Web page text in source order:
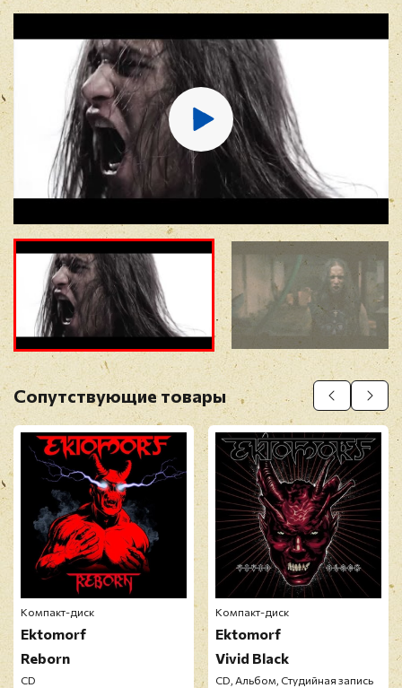
12. Feel Like This
E-mail*
Отзыв*
Прикрепить фото
Оставить отзыв
Перед публикацией отзывы проходят
модерацию
Сопутствующие товары
Компакт-диск
Ektomorf
Reborn
CD
Компакт-диск
Ektomorf
Vivid Black
CD, Альбом, Студийная запись